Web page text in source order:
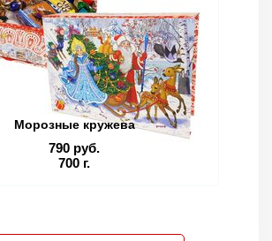
Морозные кружева
790 руб.
700 г.